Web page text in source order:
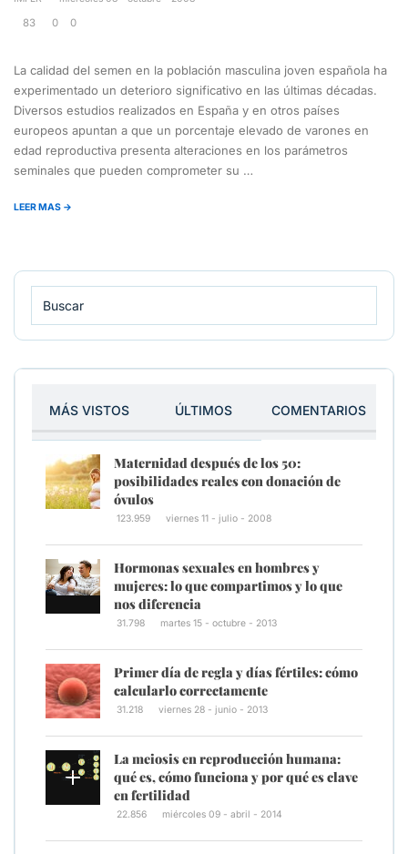
83 0 0
La calidad del semen en la población masculina joven española ha
experimentado un deterioro significativo en las últimas décadas.
Diversos estudios realizados en España y en otros países
europeos apuntan a que un porcentaje elevado de varones en
edad reproductiva presenta alteraciones en los parámetros
seminales que pueden comprometer su …
LEER MAS →
MÁS VISTOS ÚLTIMOS COMENTARIOS
Maternidad después de los 50:
posibilidades reales con donación de
óvulos
123.959 viernes 11 - julio - 2008
Hormonas sexuales en hombres y
mujeres: lo que compartimos y lo que
nos diferencia
31.798 martes 15 - octubre - 2013
Primer día de regla y días fértiles: cómo
calcularlo correctamente
31.218 viernes 28 - junio - 2013
La meiosis en reproducción humana:
qué es, cómo funciona y por qué es clave
en fertilidad
22.856 miércoles 09 - abril - 2014